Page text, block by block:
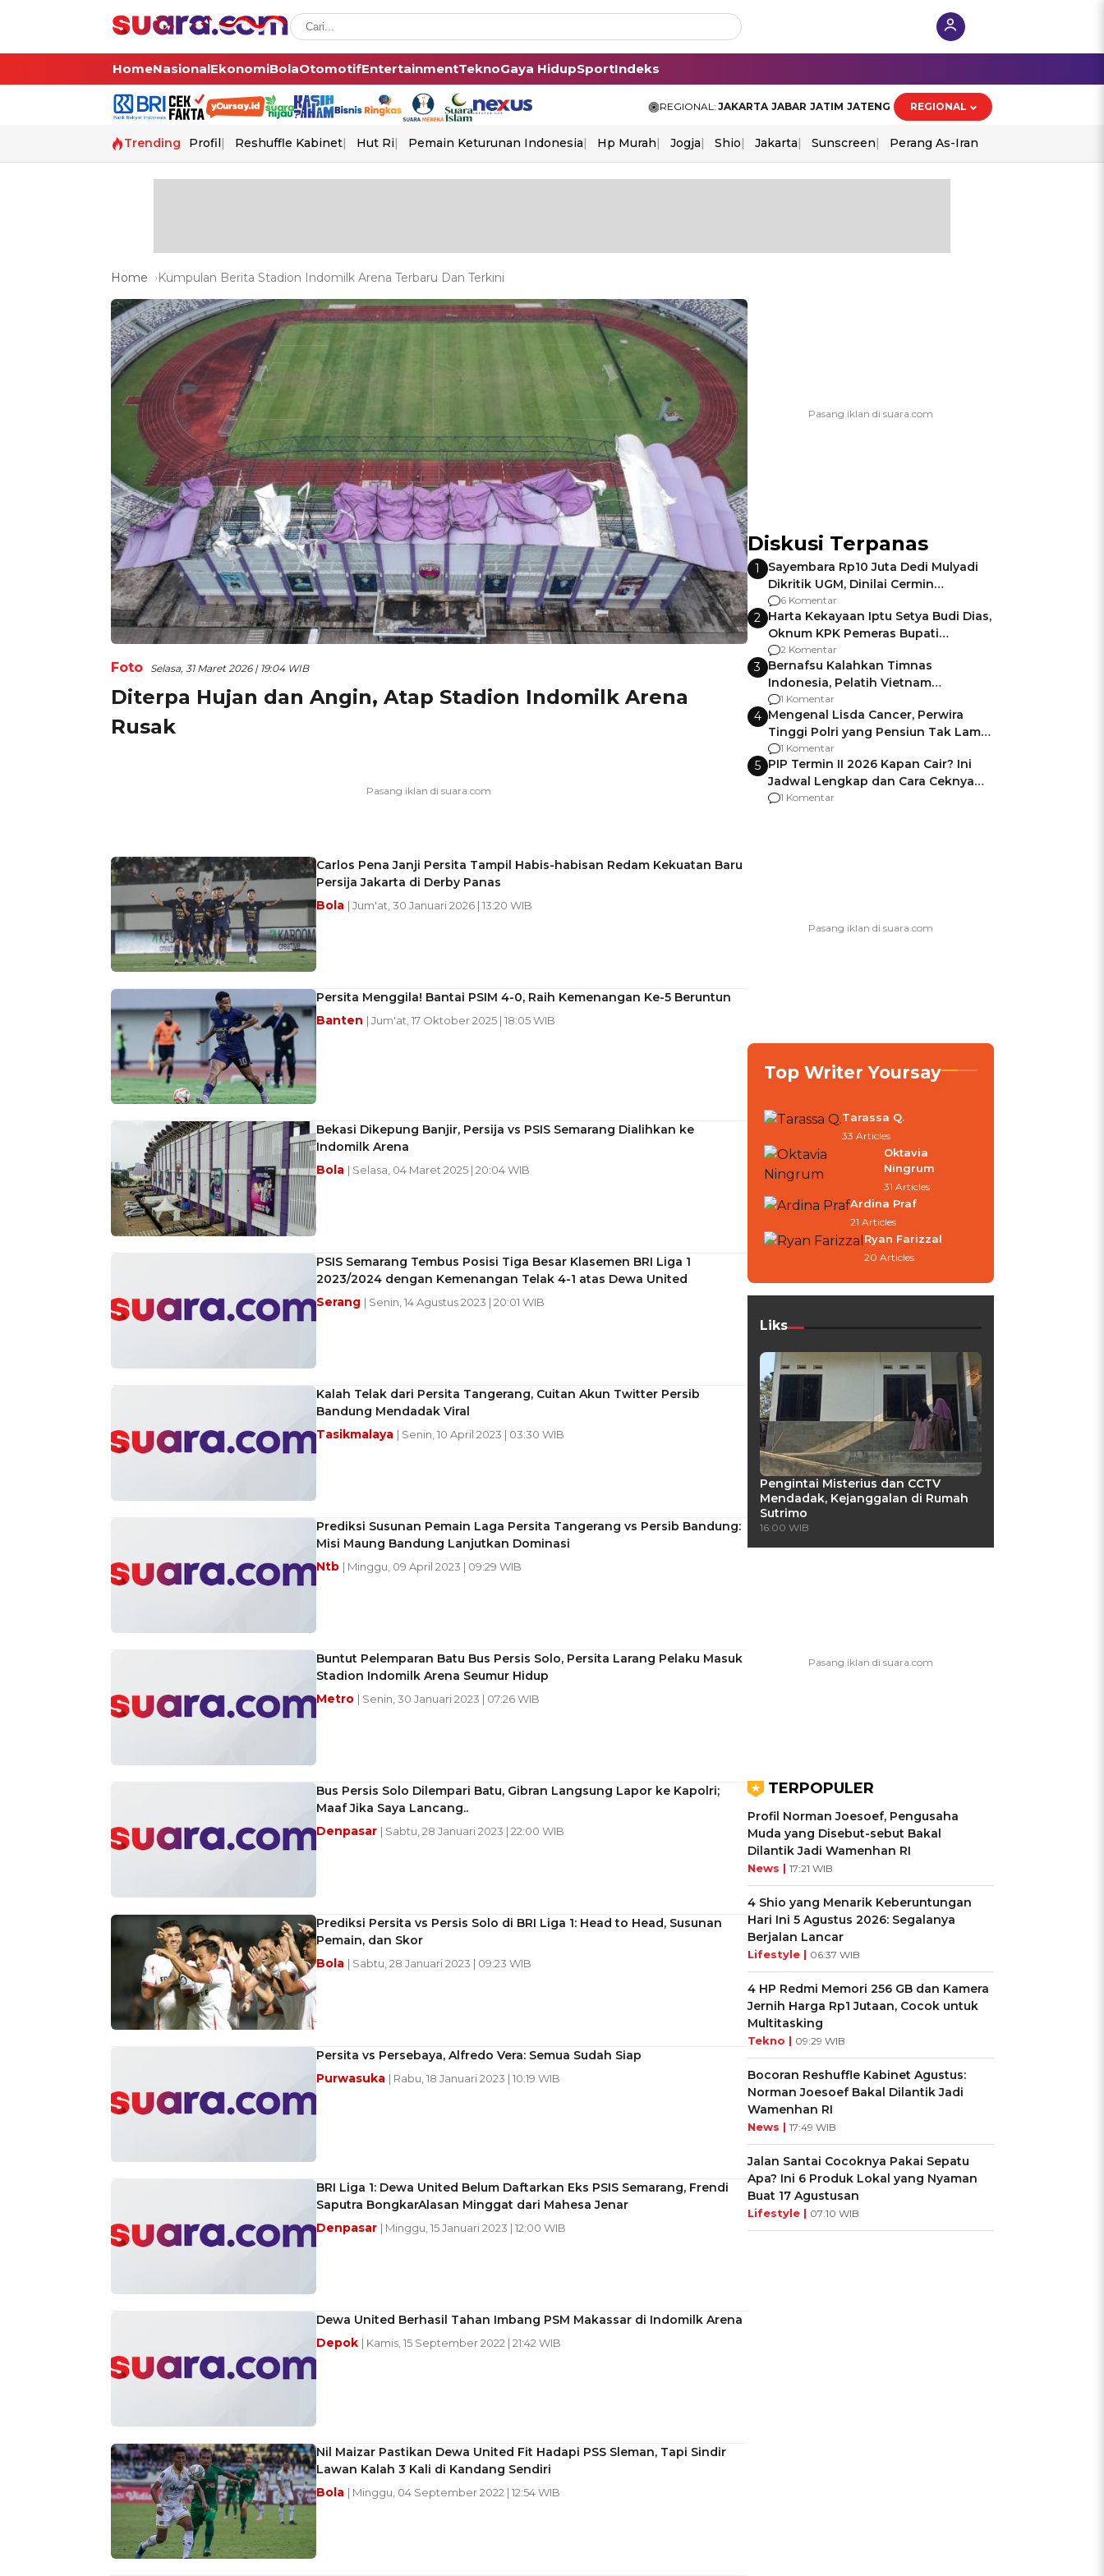
HomeNasionalEkonomiBolaOtomotifEntertainmentTeknoGaya HidupSportIndeks
REGIONAL: JAKARTA JABAR JATIM JATENG REGIONAL
Trending Profil Reshuffle Kabinet Hut Ri Pemain Keturunan Indonesia Hp Murah Jogja Shio Jakarta Sunscreen Perang As-Iran
Home Kumpulan Berita Stadion Indomilk Arena Terbaru Dan Terkini
Foto Selasa, 31 Maret 2026 | 19:04 WIB
Diterpa Hujan dan Angin, Atap Stadion Indomilk Arena
Rusak
Carlos Pena Janji Persita Tampil Habis-habisan Redam Kekuatan Baru
Persija Jakarta di Derby Panas
Bola | Jum'at, 30 Januari 2026 | 13:20 WIB
Persita Menggila! Bantai PSIM 4-0, Raih Kemenangan Ke-5 Beruntun
Banten | Jum'at, 17 Oktober 2025 | 18:05 WIB
Bekasi Dikepung Banjir, Persija vs PSIS Semarang Dialihkan ke
Indomilk Arena
Bola | Selasa, 04 Maret 2025 | 20:04 WIB
PSIS Semarang Tembus Posisi Tiga Besar Klasemen BRI Liga 1
2023/2024 dengan Kemenangan Telak 4-1 atas Dewa United
Serang | Senin, 14 Agustus 2023 | 20:01 WIB
Kalah Telak dari Persita Tangerang, Cuitan Akun Twitter Persib
Bandung Mendadak Viral
Tasikmalaya | Senin, 10 April 2023 | 03:30 WIB
Prediksi Susunan Pemain Laga Persita Tangerang vs Persib Bandung:
Misi Maung Bandung Lanjutkan Dominasi
Ntb | Minggu, 09 April 2023 | 09:29 WIB
Buntut Pelemparan Batu Bus Persis Solo, Persita Larang Pelaku Masuk
Stadion Indomilk Arena Seumur Hidup
Metro | Senin, 30 Januari 2023 | 07:26 WIB
Bus Persis Solo Dilempari Batu, Gibran Langsung Lapor ke Kapolri;
Maaf Jika Saya Lancang..
Denpasar | Sabtu, 28 Januari 2023 | 22:00 WIB
Prediksi Persita vs Persis Solo di BRI Liga 1: Head to Head, Susunan
Pemain, dan Skor
Bola | Sabtu, 28 Januari 2023 | 09:23 WIB
Persita vs Persebaya, Alfredo Vera: Semua Sudah Siap
Purwasuka | Rabu, 18 Januari 2023 | 10:19 WIB
BRI Liga 1: Dewa United Belum Daftarkan Eks PSIS Semarang, Frendi
Saputra BongkarAlasan Minggat dari Mahesa Jenar
Denpasar | Minggu, 15 Januari 2023 | 12:00 WIB
Dewa United Berhasil Tahan Imbang PSM Makassar di Indomilk Arena
Depok | Kamis, 15 September 2022 | 21:42 WIB
Nil Maizar Pastikan Dewa United Fit Hadapi PSS Sleman, Tapi Sindir
Lawan Kalah 3 Kali di Kandang Sendiri
Bola | Minggu, 04 September 2022 | 12:54 WIB
Diskusi Terpanas
1
Sayembara Rp10 Juta Dedi Mulyadi
Dikritik UGM, Dinilai Cermin
Gagalnya Negara Jamin Keamanan
6 Komentar
2 Harta Kekayaan Iptu Setya Budi Dias,
Oknum KPK Pemeras Bupati
Pemalang
2 Komentar
3 Bernafsu Kalahkan Timnas
Indonesia, Pelatih Vietnam
Berencana Pakai Jimat di Pakansari
1 Komentar
4 Mengenal Lisda Cancer, Perwira
Tinggi Polri yang Pensiun Tak Lama
Usai Jadi Brigjen
1 Komentar
5 PIP Termin II 2026 Kapan Cair? Ini
Jadwal Lengkap dan Cara Ceknya
agar Dana Tidak Hangus!
1 Komentar
Top Writer Yoursay
Tarassa Q.
33 Articles
Oktavia
Ningrum
31 Articles
Ardina Praf
21 Articles
Ryan Farizzal
20 Articles
Liks
Pengintai Misterius dan CCTV
Mendadak, Kejanggalan di Rumah
Sutrimo
16:00 WIB
TERPOPULER
Profil Norman Joesoef, Pengusaha
Muda yang Disebut-sebut Bakal
Dilantik Jadi Wamenhan RI
News | 17:21 WIB
4 Shio yang Menarik Keberuntungan
Hari Ini 5 Agustus 2026: Segalanya
Berjalan Lancar
Lifestyle | 06:37 WIB
4 HP Redmi Memori 256 GB dan Kamera
Jernih Harga Rp1 Jutaan, Cocok untuk
Multitasking
Tekno | 09:29 WIB
Bocoran Reshuffle Kabinet Agustus:
Norman Joesoef Bakal Dilantik Jadi
Wamenhan RI
News | 17:49 WIB
Jalan Santai Cocoknya Pakai Sepatu
Apa? Ini 6 Produk Lokal yang Nyaman
Buat 17 Agustusan
Lifestyle | 07:10 WIB